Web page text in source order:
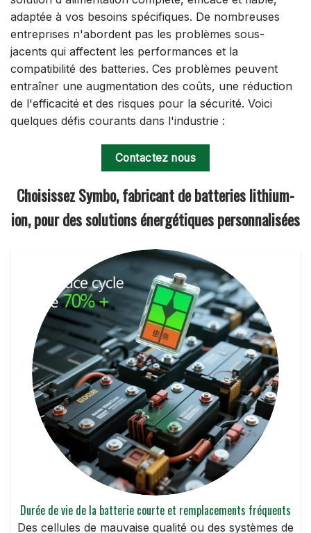
adaptée à vos besoins spécifiques. De nombreuses
entreprises n'abordent pas les problèmes sous-
jacents qui affectent les performances et la
compatibilité des batteries. Ces problèmes peuvent
entraîner une augmentation des coûts, une réduction
de l'efficacité et des risques pour la sécurité. Voici
quelques défis courants dans l'industrie :
Contactez nous
Choisissez Symbo, fabricant de batteries lithium-
ion, pour des solutions énergétiques personnalisées
Durée de vie de la batterie courte et remplacements fréquents
Des cellules de mauvaise qualité ou des systèmes de